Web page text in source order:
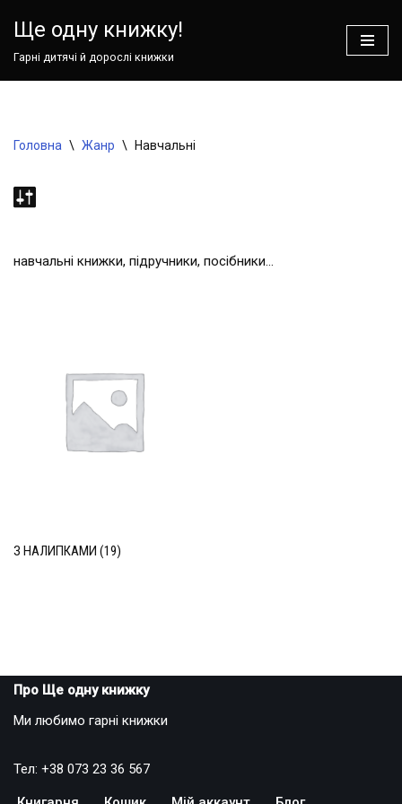
Ще одну книжку!
Гарні дитячі й дорослі книжки
Головна \ Жанр \ Навчальні
навчальні книжки, підручники, посібники…
З НАЛИПКАМИ (19)
Про Ще одну книжку
Ми любимо гарні книжки
Тел: +38 073 23 36 567